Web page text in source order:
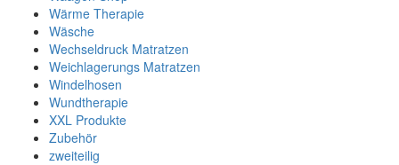
Wärme Therapie
Wäsche
Wechseldruck Matratzen
Weichlagerungs Matratzen
Windelhosen
Wundtherapie
XXL Produkte
Zubehör
zweiteilig